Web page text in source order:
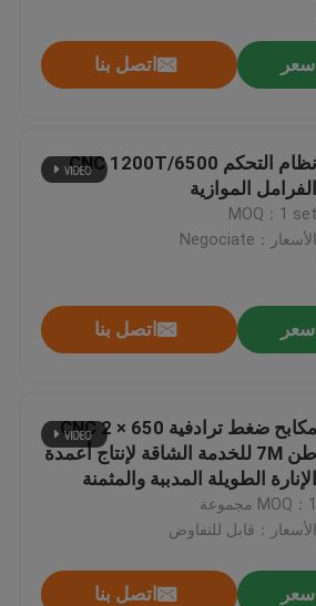
اتصل بنا
نظام التحكم CNC 1200T/6500
الفرامل الموازية
MOQ：1 set
الأسعار：Negociate
اتصل بنا
مكابح ضغط ترادفية CNC 2 × 650
طن 7M للخدمة الشاقة لإنتاج أعمدة
الإنارة الطويلة المدببة والمثمنة
MOQ：1 مجموعة
الأسعار：قابل للتفاوض
اتصل بنا